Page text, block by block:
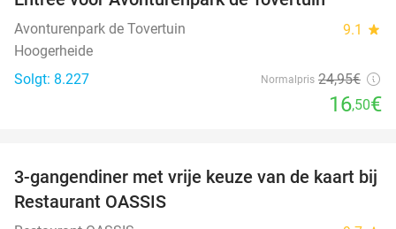
Avonturenpark de Tovertuin 9.1 star
Hoogerheide
Solgt: 8.227
Normalpris 24,95€
16,50€
43%
3-gangendiner met vrije keuze van de kaart bij
Restaurant OASSIS